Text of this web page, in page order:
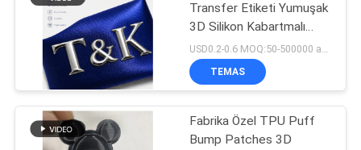
PRIVACY
POLICY
Transfer Etiketi Yumuşak
3D Silikon Kabartmalı
Yama Giysiler Şapkalar
Çantalar Paltolar İçin
Çevre Dostu Dayanıklı
USD0.2-0.6 MOQ:50-500000 adet
TEMAS
Fabrika Özel TPU Puff
Bump Patches 3D